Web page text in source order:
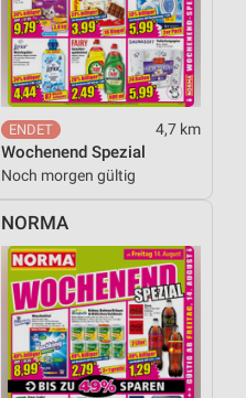
4,7 km
Wochenend Spezial
Noch morgen gültig
NORMA